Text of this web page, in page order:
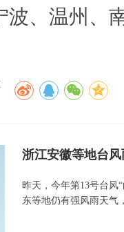
波、温州、
浙江安徽等地台
昨天，今年第13号台风
东等地仍有强风雨天气